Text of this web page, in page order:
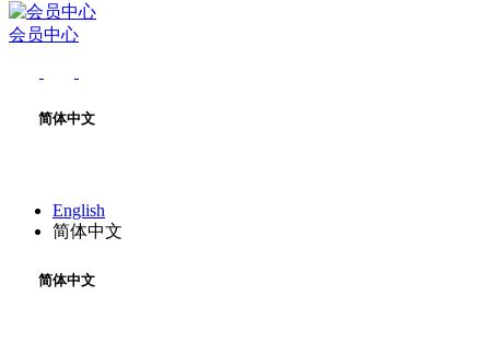
会员中心
简体中文
English
简体中文
简体中文